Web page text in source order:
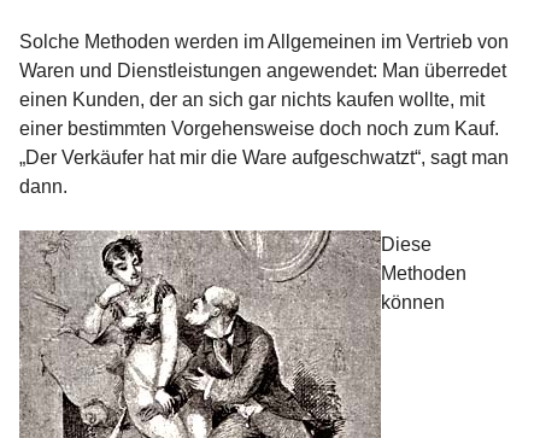
Solche Methoden werden im Allgemeinen im Vertrieb von
Waren und Dienstleistungen angewendet: Man überredet
einen Kunden, der an sich gar nichts kaufen wollte, mit
einer bestimmten Vorgehensweise doch noch zum Kauf.
„Der Verkäufer hat mir die Ware aufgeschwatzt“, sagt man
dann.
Diese
Methoden
können